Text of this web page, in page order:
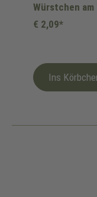
Würstchen am
€ 2,09*
Ins